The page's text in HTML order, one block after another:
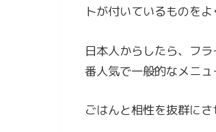
トが付いているものをよ
日本人からしたら、フ
番人気で一般的なメニュ
ごはんと相性を抜群に